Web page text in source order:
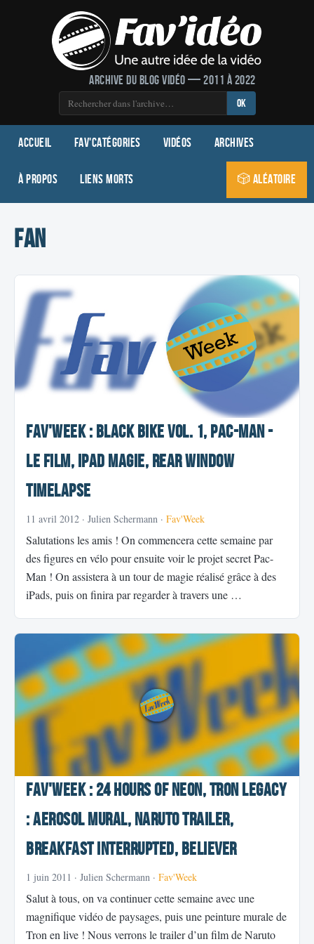
Archive du blog vidéo — 2011 à 2022
OK
Accueil Fav'Catégories Vidéos Archives
À propos Liens morts 🎲 Aléatoire
fan
Fav'Week : Black Bike vol. 1, Pac-Man -
le film, iPad Magie, Rear Window
Timelapse
11 avril 2012 · Julien Schermann · Fav'Week
Salutations les amis ! On commencera cette semaine par
des figures en vélo pour ensuite voir le projet secret Pac-
Man ! On assistera à un tour de magie réalisé grâce à des
iPads, puis on finira par regarder à travers une …
Fav'Week : 24 Hours of Neon, Tron Legacy
: Aerosol Mural, Naruto trailer,
Breakfast Interrupted, Believer
1 juin 2011 · Julien Schermann · Fav'Week
Salut à tous, on va continuer cette semaine avec une
magnifique vidéo de paysages, puis une peinture murale de
Tron en live ! Nous verrons le trailer d’un film de Naruto